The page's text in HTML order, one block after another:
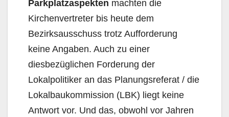
Parkplatzaspekten machten die
Kirchenvertreter bis heute dem
Bezirksausschuss trotz Aufforderung
keine Angaben. Auch zu einer
diesbezüglichen Forderung der
Lokalpolitiker an das Planungsreferat / die
Lokalbaukommission (LBK) liegt keine
Antwort vor. Und das, obwohl vor Jahren